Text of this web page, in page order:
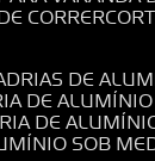
CORRER
DE
DE
DE
SOB